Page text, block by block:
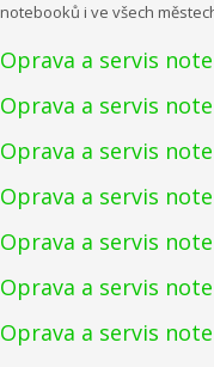
notebooků i ve všech
Oprava a servis
Oprava a servis
Oprava a servis
Oprava a servis
Oprava a servis
Oprava a servis
Oprava a servis